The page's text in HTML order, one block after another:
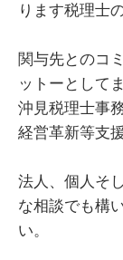
ります税理士
関与先とのコ
ットーとしてま
沖見税理士事
経営革新等支
法人、個人そ
な相談でも構
い。